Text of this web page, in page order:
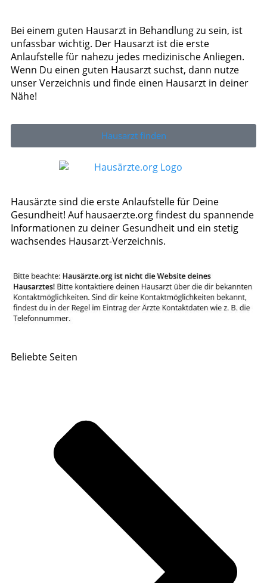
Bei einem guten Hausarzt in Behandlung zu sein, ist
unfassbar wichtig. Der Hausarzt ist die erste
Anlaufstelle für nahezu jedes medizinische Anliegen.
Wenn Du einen guten Hausarzt suchst, dann nutze
unser Verzeichnis und finde einen Hausarzt in deiner
Nähe!
Hausarzt finden
Hausärzte sind die erste Anlaufstelle für Deine
Gesundheit! Auf hausaerzte.org findest du spannende
Informationen zu deiner Gesundheit und ein stetig
wachsendes Hausarzt-Verzeichnis.
Beliebte Seiten